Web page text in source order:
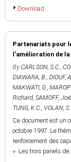
Download
Partenariats pour
l'amélioration de
By CARLSON, S.C.,
DIAWARA, B., DIOUF,
MAKWATI, G.,
Richard, SAMOFF,
TUNG, K.C., VOLAN, S.
Ce document est un
octobre 1997. Le
renforcement des
». Les trois panels